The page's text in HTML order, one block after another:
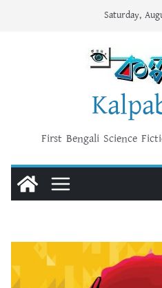
Saturday,
First Bengali Science